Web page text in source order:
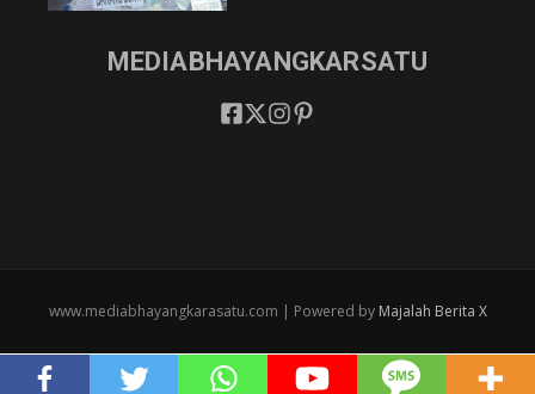
MEDIABHAYANGKARSATU
www.mediabhayangkarasatu.com | Powered by Majalah Berita X